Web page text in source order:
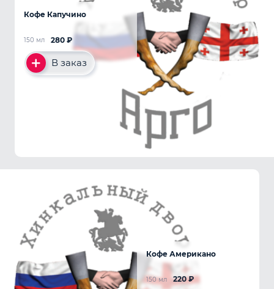
Кофе Капучино
280 ₽
150 мл
В заказ
Кофе Американо
220₽
150 мл